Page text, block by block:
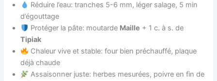
Réduire l’eau: tranches 5-6 mm, léger salage, 5 min
d’égouttage
Protéger la pâte: moutarde Maille + 1 c. à s. de
Tipiak
Chaleur vive et stable: four bien préchauffé, plaque
déjà chaude
Assaisonner juste: herbes mesurées, poivre en fin de